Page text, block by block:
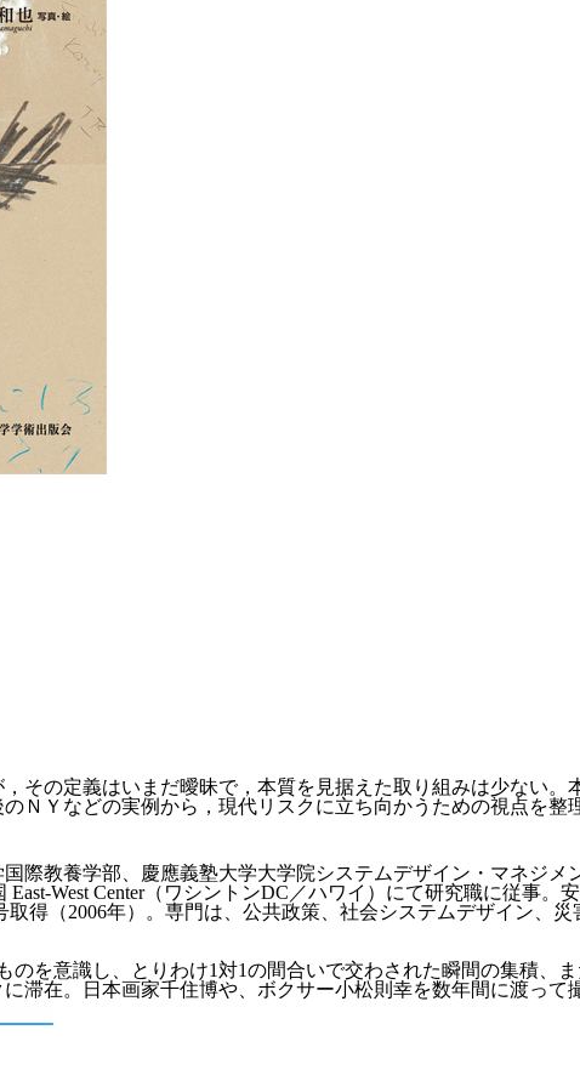
その定義はいまだ曖昧で，本質を見据えた取り組みは少ない
ＮＹなどの実例から，現代リスクに立ち向かうための視点を整
際教養学部、慶應義塾大学大学院システムデザイン・マネジ
West Center（ワシントンDC／ハワイ）にて研究職に従事
得（2006年）。専門は、公共政策、社会システムデザイン、災
を意識し、とりわけ1対1の間合いで交わされた瞬間の集積、
滞在。日本画家千住博や、ボクサー小松則幸を数年間に渡って